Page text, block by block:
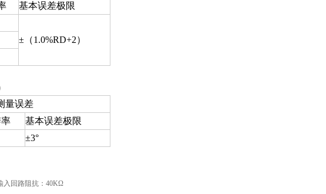
基本误差极限
±（1.0%RD+2）
量误差
基本误差极限
±3°
入回路阻抗：40KΩ